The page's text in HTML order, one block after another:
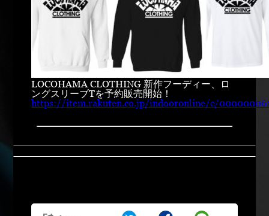
LOCOHAMA CLOTHING 新作フーディー、ロ
ングスリーブTを予約販売開始！
https://item.rakuten.co.jp/indooronline/c/